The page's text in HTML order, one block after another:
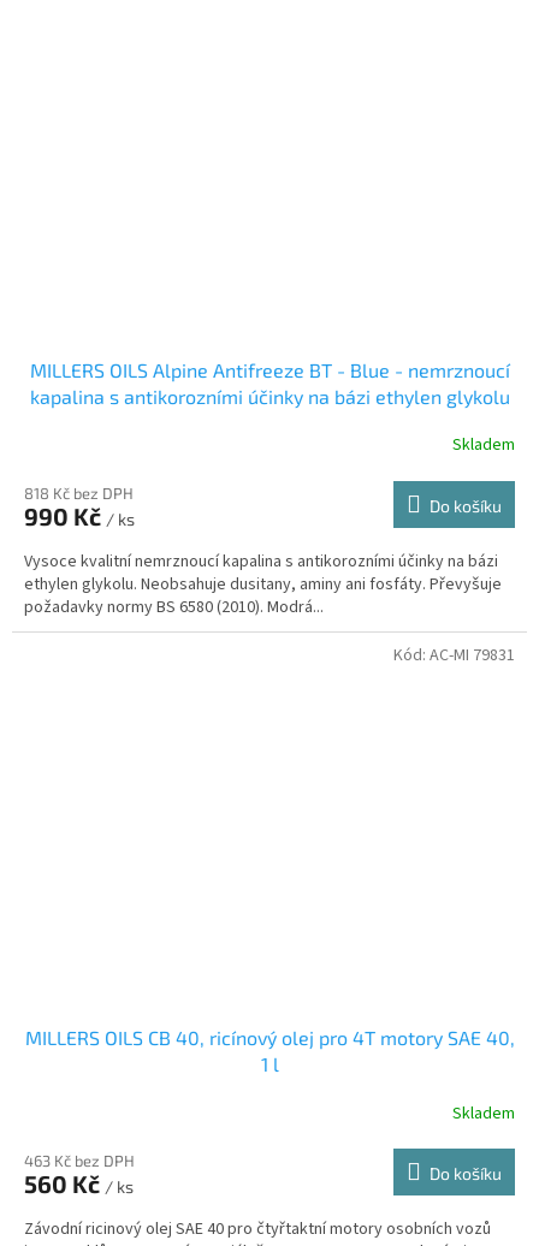
MILLERS OILS Alpine Antifreeze BT - Blue - nemrznoucí
kapalina s antikorozními účinky na bázi ethylen glykolu
Skladem
818 Kč bez DPH
990 Kč / ks
Do košíku
Vysoce kvalitní nemrznoucí kapalina s antikorozními účinky na bázi
ethylen glykolu. Neobsahuje dusitany, aminy ani fosfáty. Převyšuje
požadavky normy BS 6580 (2010). Modrá...
MILLERS OILS CB 40, ricínový olej pro 4T motory SAE 40,
1 l
Skladem
463 Kč bez DPH
560 Kč / ks
Do košíku
Závodní ricinový olej SAE 40 pro čtyřtaktní motory osobních vozů
Kód: AC-MI 79831